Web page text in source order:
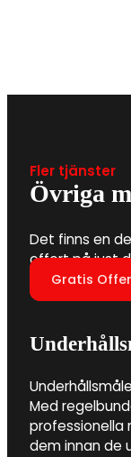
Fler tjänster
Övriga
Det finns en
offert på just
Gratis
Med
professionella
dem innan de